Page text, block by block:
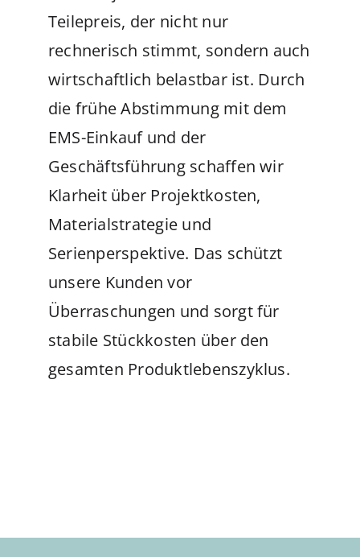
Teilepreis, der nicht nur
rechnerisch stimmt, sondern auch
wirtschaftlich belastbar ist. Durch
die frühe Abstimmung mit dem
EMS-Einkauf und der
Geschäftsführung schaffen wir
Klarheit über Projektkosten,
Materialstrategie und
Serienperspektive. Das schützt
unsere Kundenvor
Überraschungen und sorgt für
stabile Stückkosten über den
gesamten Produktlebenszyklus.